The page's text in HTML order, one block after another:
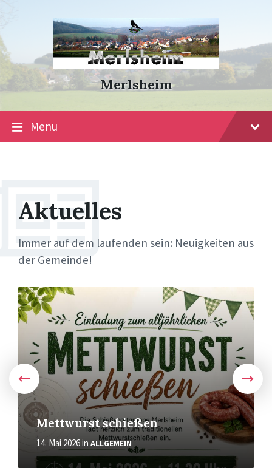
navigation
Merlsheim
Menu
Aktuelles
Immer auf dem laufenden sein: Neuigkeiten aus
der Gemeinde!
Mettwurst schießen
14. Mai 2026in ALLGEMEIN
Weiter